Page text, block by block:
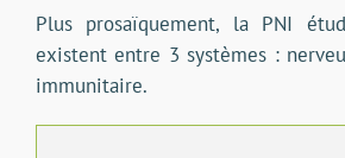
Plus prosaïquement, la PNI
existent entre 3 systèmes :
immunitaire.